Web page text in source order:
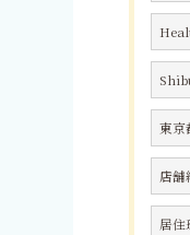
東京
店舗
居住